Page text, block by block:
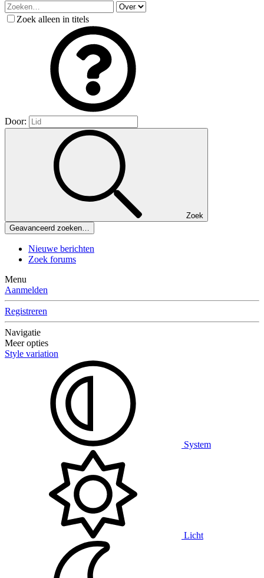
Zoek alleen in titels
Door:
Zoek
Geavanceerd zoeken…
Nieuwe berichten
Zoek forums
Menu
Aanmelden
Registreren
Navigatie
Meer opties
Style variation
System
Licht